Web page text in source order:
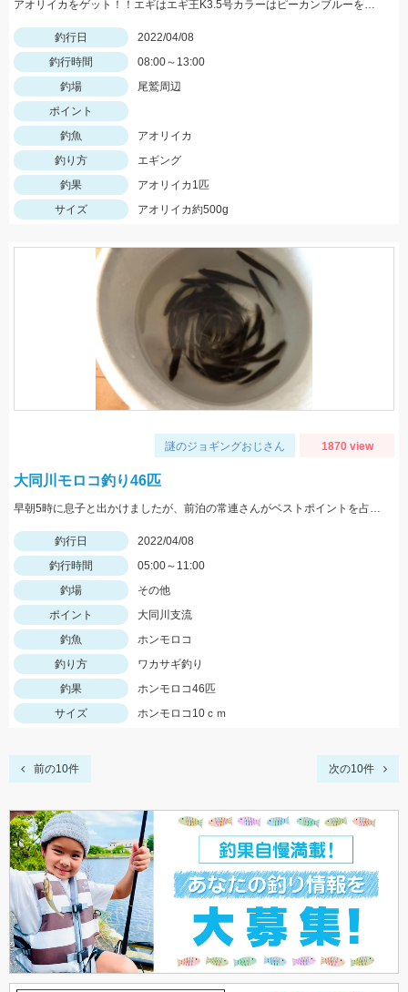
アオリイカをゲット！！エギはエギ王K3.5号カラーはピーカンブルーを使用しました！
釣行日
2022/04/08
釣行時間
08:00～13:00
釣場
尾鷲周辺
ポイント
釣魚
アオリイカ
釣り方
エギング
釣果
アオリイカ1匹
サイズ
アオリイカ約500g
謎のジョギングおじさん 1870 view
大同川モロコ釣り46匹
早朝5時に息子と出かけましたが、前泊の常連さんがベストポイントを占拠していて、周りでしか釣れませんでした。
釣行日
2022/04/08
釣行時間
05:00～11:00
釣場
その他
ポイント
大同川支流
釣魚
ホンモロコ
釣り方
ワカサギ釣り
釣果
ホンモロコ46匹
サイズ
ホンモロコ10ｃｍ
前の10件 次の10件